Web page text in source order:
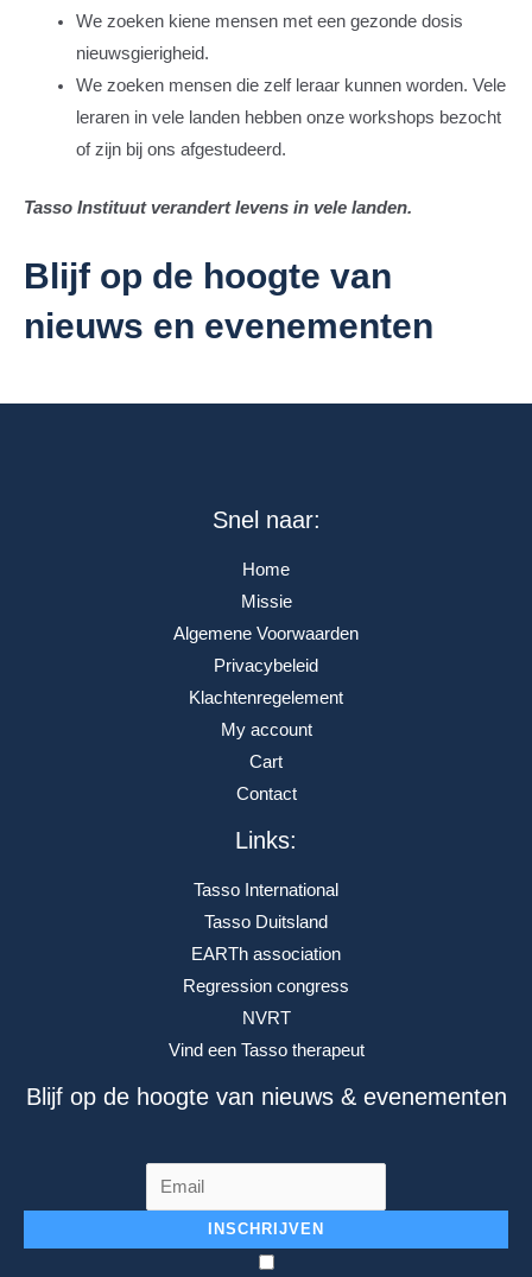
We zoeken kiene mensen met een gezonde dosis
nieuwsgierigheid.
We zoeken mensen die zelf leraar kunnen worden. Vele
leraren in vele landen hebben onze workshops bezocht
of zijn bij ons afgestudeerd.
Tasso Instituut verandert levens in vele landen.
Blijf op de hoogte van
nieuws en evenementen
Snel naar:
Home
Missie
Algemene Voorwaarden
Privacybeleid
Klachtenregelement
My account
Cart
Contact
Links:
Tasso International
Tasso Duitsland
EARTh association
Regression congress
NVRT
Vind een Tasso therapeut
Blijf op de hoogte van nieuws & evenementen
INSCHRIJVEN